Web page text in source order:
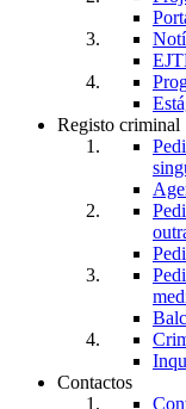
Registo criminal
Contactos